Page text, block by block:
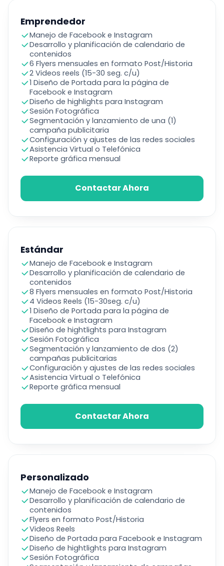
Emprendedor
Manejo de Facebook e Instagram
Desarrollo y planificación de calendario de
contenidos
6 Flyers mensuales en formato Post/Historia
2 Videos reels (15-30 seg. c/u)
1 Diseño de Portada para la página de
Facebook e Instagram
Diseño de highlights para Instagram
Sesión Fotográfica
Segmentación y lanzamiento de una (1)
campaña publicitaria
Configuración y ajustes de las redes sociales
Asistencia Virtual o Telefónica
Reporte gráfica mensual
Contactar Ahora
Estándar
Manejo de Facebook e Instagram
Desarrollo y planificación de calendario de
contenidos
8 Flyers mensuales en formato Post/Historia
4 Videos Reels (15-30seg. c/u)
1 Diseño de Portada para la página de
Facebook e Instagram
Diseño de hightlights para Instagram
Sesión Fotográfica
Segmentación y lanzamiento de dos (2)
campañas publicitarias
Configuración y ajustes de las redes sociales
Asistencia Virtual o Telefónica
Reporte gráfica mensual
Contactar Ahora
Personalizado
Manejo de Facebook e Instagram
Desarrollo y planificación de calendario de
contenidos
Flyers en formato Post/Historia
Videos Reels
Diseño de Portada para Facebook e Instagram
Diseño de hightlights para Instagram
Sesión Fotográfica